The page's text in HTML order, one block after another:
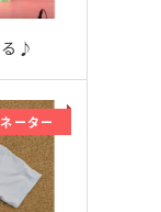
る♪
ーター